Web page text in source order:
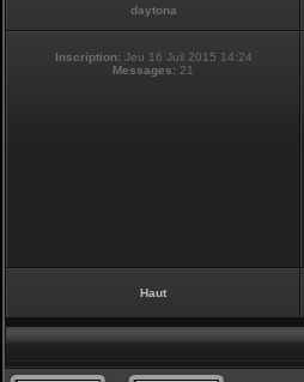
daytona
Inscription: Jeu 16 Juil 2015 14:24
Messages: 21
Haut